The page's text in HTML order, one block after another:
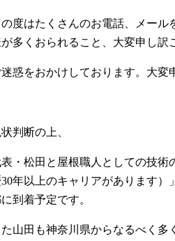
の度はたくさんのお電話、メー
多くおられること、大変申し訳
迷惑をおかけしております。大変
判断の上、
・松田と屋根職人としての技術
30年以上のキャリアがあります
到着予定です。
た山田も神奈川県からなるべく